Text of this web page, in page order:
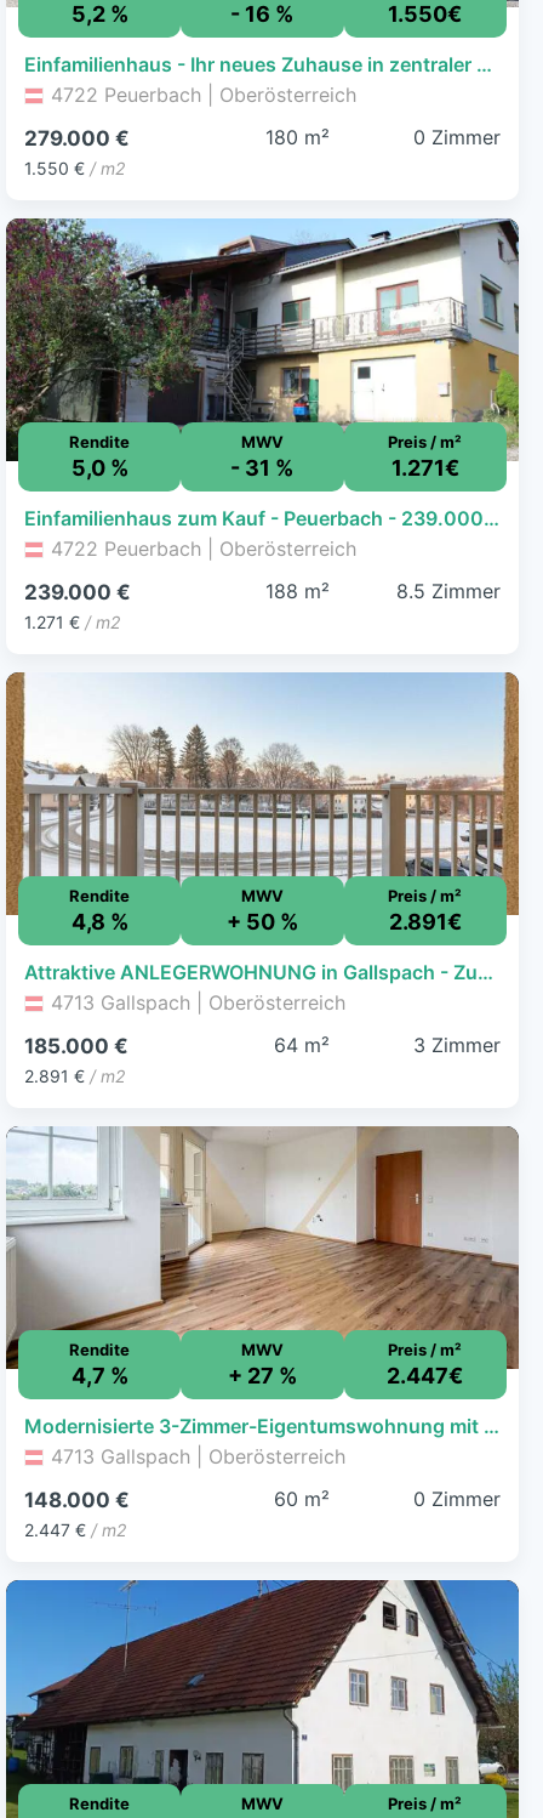
5,2 % - 16 % 1.550€
Einfamilienhaus - Ihr neues Zuhause in zentraler Lage
4722 Peuerbach | Oberösterreich
279.000 €
1.550 € / m2
180 m² 0 Zimmer
Rendite
5,0 %
MWV
- 31 %
Preis / m²
1.271€
Einfamilienhaus zum Kauf - Peuerbach - 239.000 € - 8,5 Zimmer, 188 m², 846 m² Grundstück
4722 Peuerbach | Oberösterreich
239.000 €
1.271 € / m2
188 m² 8.5 Zimmer
Rendite
4,8 %
MWV
+ 50 %
Preis / m²
2.891€
Attraktive ANLEGERWOHNUNG in Gallspach - Zukunftssicher
4713 Gallspach | Oberösterreich
185.000 €
2.891 € / m2
64 m² 3 Zimmer
Rendite
4,7 %
MWV
+ 27 %
Preis / m²
2.447€
Modernisierte 3-Zimmer-Eigentumswohnung mit Balkon und Parkplatz in Gallspach zu verkaufen!
4713 Gallspach | Oberösterreich
148.000 €
2.447 € / m2
60 m² 0 Zimmer
Rendite MWV Preis / m²